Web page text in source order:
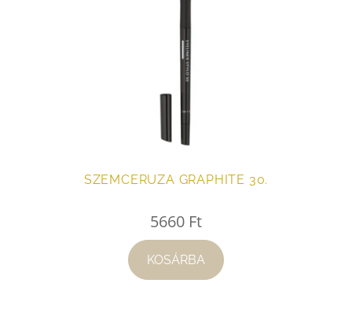
SZEMCERUZA GRAPHITE 30.
5660 Ft
KOSÁRBA